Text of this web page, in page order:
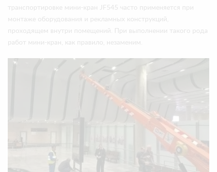
транспортировке мини-кран JF545 часто применяется при
монтаже оборудования и рекламных конструкций,
проходящем внутри помещений. При выполнении такого рода
работ мини-кран, как правило, незаменим.